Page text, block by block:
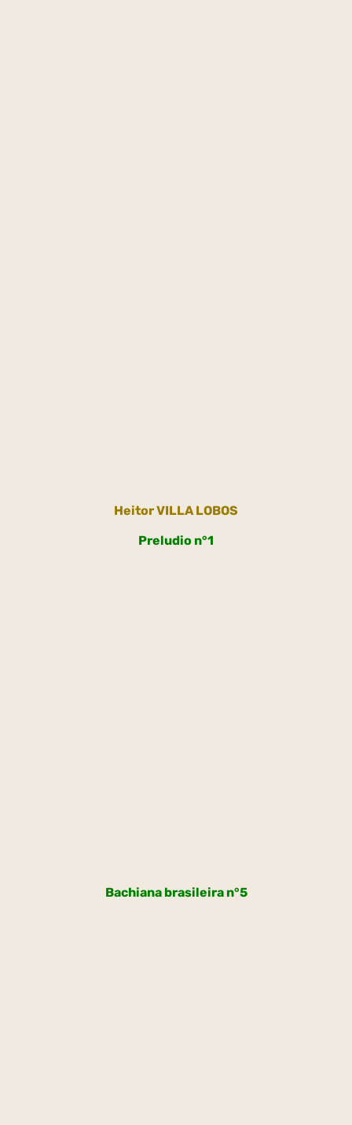
Heitor VILLA LOBOS
Preludio n°1
Bachiana brasileira n°5